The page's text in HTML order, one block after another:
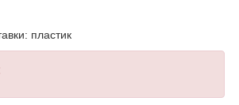
пластик